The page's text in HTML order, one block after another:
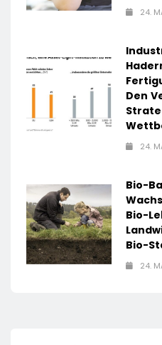
24.
Den
24.
Bio-
Bio-
Bio-
24.